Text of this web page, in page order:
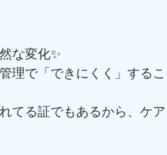
な変化✨
理で「できにくく」する
てる証でもあるから、ケ